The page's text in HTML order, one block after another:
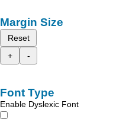
Margin Size
Reset
+
-
Font Type
Enable Dyslexic Font